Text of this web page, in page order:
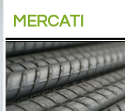
MERCATI